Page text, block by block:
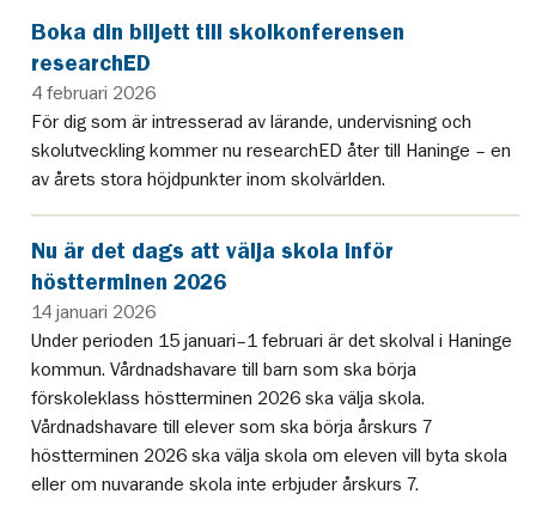
Boka din biljett till skolkonferensen
researchED
4 februari 2026
För dig som är intresserad av lärande, undervisning och
skolutveckling kommer nu researchED åter till Haninge – en
av årets stora höjdpunkter inom skolvärlden.
Nu är det dags att välja skola inför
höstterminen 2026
14 januari 2026
Under perioden 15 januari–1 februari är det skolval i Haninge
kommun. Vårdnadshavare till barn som ska börja
förskoleklass höstterminen 2026 ska välja skola.
Vårdnadshavare till elever som ska börja årskurs 7
höstterminen 2026 ska välja skola om eleven vill byta skola
eller om nuvarande skola inte erbjuder årskurs 7.